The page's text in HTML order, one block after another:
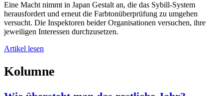
Eine Macht nimmt in Japan Gestalt an, die das Sybill-System
herausfordert und erneut die Farbtonüberprüfung zu umgehen
versucht. Die Inspektoren beider Organisationen versuchen, ihre
jeweiligen Interessen durchzusetzen.
Artikel lesen
Kolumne